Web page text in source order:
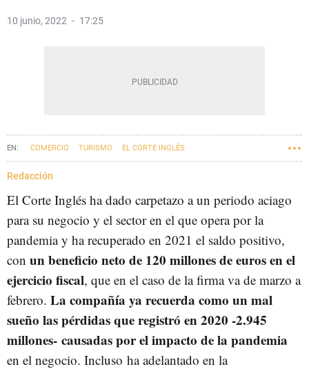
10 junio, 2022 17:25
COMERCIO TURISMO EL CORTE INGLÉS
Redacción
El Corte Inglés ha dado carpetazo a un periodo aciago
para su negocio y el sector en el que opera por la
pandemia y ha recuperado en 2021 el saldo positivo,
con un beneficio neto de 120 millones de euros en el
ejercicio fiscal, que en el caso de la firma va de marzo a
febrero. La compañía ya recuerda como un mal
sueño las pérdidas que registró en 2020 -2.945
millones- causadas por el impacto de la pandemia
en el negocio. Incluso ha adelantado en la